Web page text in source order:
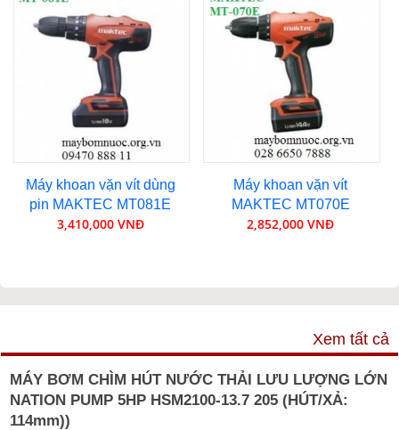
Máy khoan vặn vít dùng
pin MAKTEC MT081E
3,410,000 VNĐ
Máy khoan vặn vít
MAKTEC MT070E
2,852,000 VNĐ
Xem tất cả
MÁY BƠM CHÌM HÚT NƯỚC THẢI LƯU LƯỢNG LỚN
NATION PUMP 5HP HSM2100-13.7 205 (HÚT/XẢ:
114mm))